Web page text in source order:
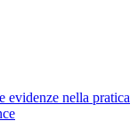
nella pratica